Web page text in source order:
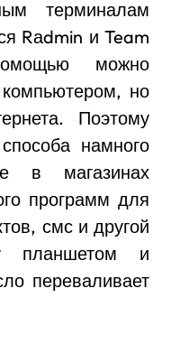
терминалам
Rаdmin и Team
можно
но
Поэтому
намного
в магазинах
программ для
смс и другой
планшетом и
переваливает